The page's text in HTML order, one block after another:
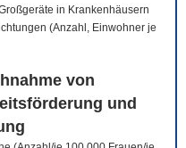
in Krankenhäusern
(Anzahl, Einwohner je
von
und